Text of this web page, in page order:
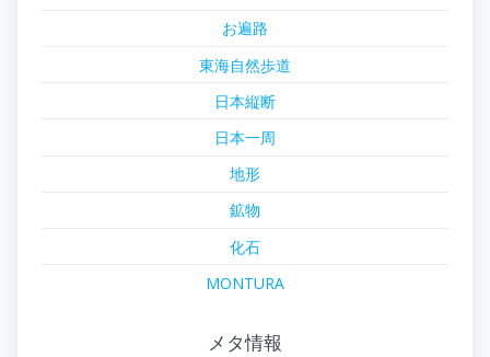
お遍路
東海自然歩道
日本縦断
日本一周
地形
鉱物
化石
MONTURA
メタ情報